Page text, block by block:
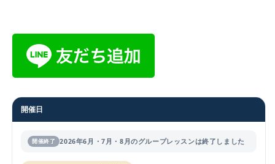
を
減
ら
す
を
増
や
す
開催日
開催終了 2026年6月・7月・8月のグループレッスンは終了しました